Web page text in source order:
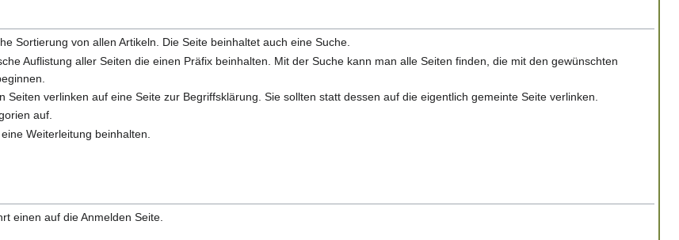
Sortierung von allen Artikeln. Die Seite beinhaltet auch eine Suche.
Auflistung aller Seiten die einen Präfix beinhalten. Mit der Suche kann man alle Seiten finden, die mit den gewünschten
Seiten verlinken auf eine Seite zur Begriffsklärung. Sie sollten statt dessen auf die eigentlich gemeinte Seite verlinken.
auf.
Weiterleitung beinhalten.
einen auf die Anmelden Seite.